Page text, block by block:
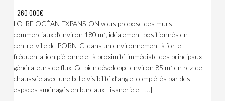
260 000€
LOIRE OCÉAN EXPANSION vous propose des murs
commerciaux d’environ 180 m², idéalement positionnés en
centre-ville de PORNIC, dans un environnement à forte
fréquentation piétonne et à proximité immédiate des principaux
générateurs de flux. Ce bien développe environ 85 m² en rez-de-
chaussée avec une belle visibilité d’angle, complétés par des
espaces aménagés en bureaux, tisanerie et […]